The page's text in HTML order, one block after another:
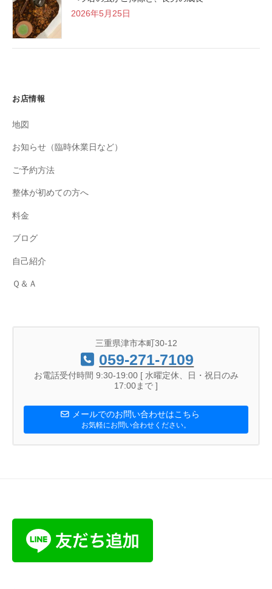
2026年5月25日
お店情報
地図
お知らせ（臨時休業日など）
ご予約方法
整体が初めての方へ
料金
ブログ
自己紹介
Ｑ＆Ａ
三重県津市本町30-12
059-271-7109
お電話受付時間 9:30-19:00 [ 水曜定休、日・祝日のみ
17:00まで ]
メールでのお問い合わせはこちら
お気軽にお問い合わせください。